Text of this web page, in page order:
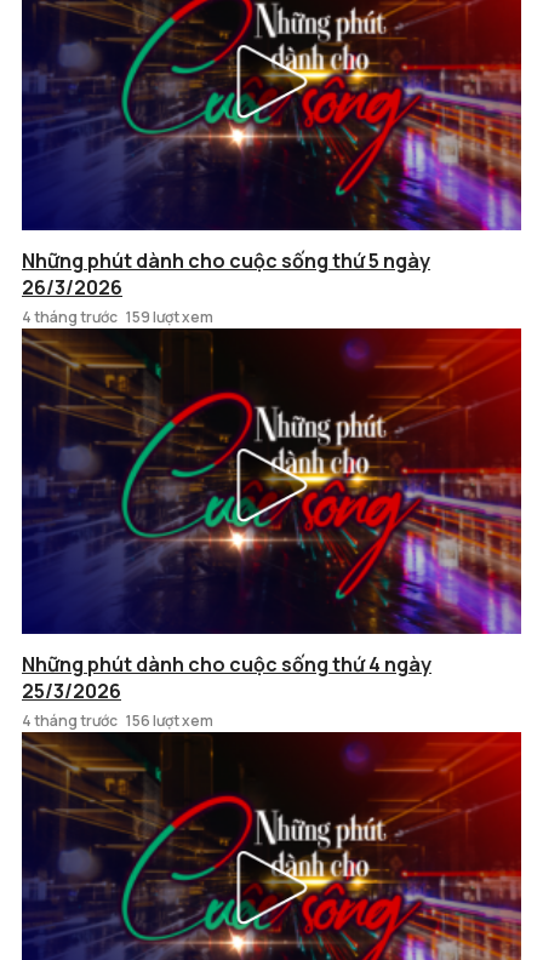
Những phút dành cho cuộc sống thứ 5 ngày
26/3/2026
4 tháng trước 159 lượt xem
Những phút dành cho cuộc sống thứ 4 ngày
25/3/2026
4 tháng trước 156 lượt xem